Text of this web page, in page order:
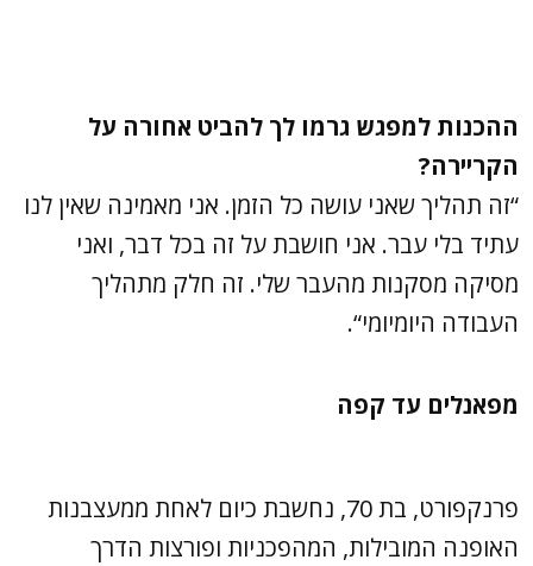
ההכנות למפגש גרמו לך להביט אחורה על
הקריירה?
“זה תהליך שאני עושה כל הזמן. אני מאמינה שאין לנו
עתיד בלי עבר. אני חושבת על זה בכל דבר, ואני
מסיקה מסקנות מהעבר שלי. זה חלק מתהליך
העבודה היומיומי“.
מפאנלים עד קפה
פרנקפורט, בת 70, נחשבת כיום לאחת ממעצבנות
האופנה המובילות, המהפכניות ופורצות הדרך